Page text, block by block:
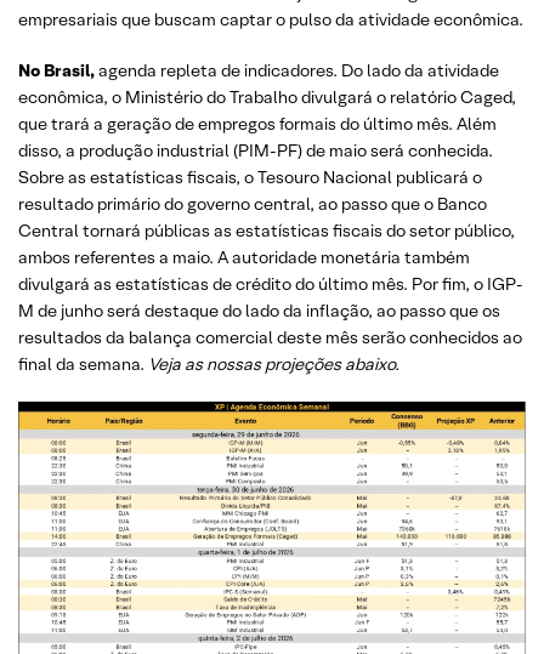
empresariais que buscam captar o pulso da atividade econômica.
No Brasil,agenda repleta de indicadores. Do lado da atividade
econômica, o Ministério do Trabalho divulgará o relatório Caged,
que trará a geração de empregos formais do último mês. Além
disso, a produção industrial (PIM-PF) de maio será conhecida.
Sobre as estatísticas fiscais, o Tesouro Nacional publicará o
resultado primário do governo central, ao passo que o Banco
Central tornará públicas as estatísticas fiscais do setor público,
ambos referentes a maio. A autoridade monetária também
divulgará as estatísticas de crédito do último mês. Por fim, o IGP-
M de junho será destaque do lado da inflação, ao passo que os
resultados da balança comercial deste mês serão conhecidos ao
final da semana. Veja as nossas projeções abaixo.